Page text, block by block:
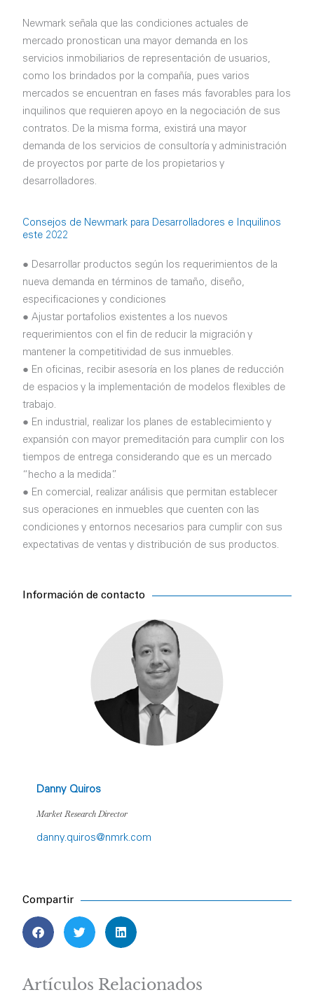
Newmark señala que las condiciones actuales de
mercado pronostican una mayor demanda en los
servicios inmobiliarios de representación de usuarios,
como los brindados por la compañía, pues varios
mercados se encuentran en fases más favorables para los
inquilinos que requieren apoyo en la negociación de sus
contratos. De la misma forma, existirá una mayor
demanda de los servicios de consultoría y administración
de proyectos por parte de los propietarios y
desarrolladores.
Consejos de Newmark para Desarrolladores e Inquilinos
este 2022
● Desarrollar productos según los requerimientos de la
nueva demanda en términos de tamaño, diseño,
especificaciones y condiciones
● Ajustar portafolios existentes a los nuevos
requerimientos con el fin de reducir la migración y
mantener la competitividad de sus inmuebles.
● En oficinas, recibir asesoría en los planes de reducción
de espacios y la implementación de modelos flexibles de
trabajo.
● En industrial, realizar los planes de establecimiento y
expansión con mayor premeditación para cumplir con los
tiempos de entrega considerando que es un mercado
“hecho a la medida”.
● En comercial, realizar análisis que permitan establecer
sus operaciones en inmuebles que cuenten con las
condiciones y entornos necesarios para cumplir con sus
expectativas de ventas y distribución de sus productos.
Información de contacto
Danny Quiros
Market Research Director
danny.quiros@nmrk.com
Compartir
Artículos Relacionados